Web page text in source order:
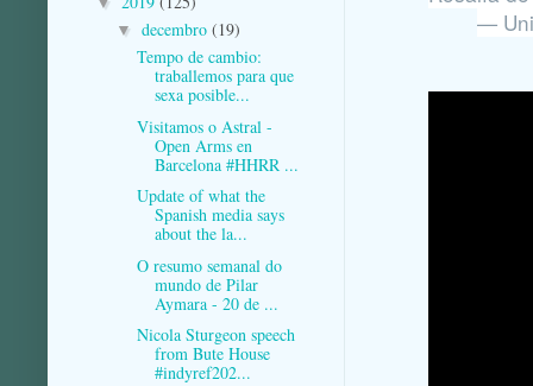
—
▼ decembro (19)
Tempo de cambio:
traballemos para que
sexa posible...
Visitamos o Astral -
Open Arms en
Barcelona #HHRR ...
Update of what the
Spanish media says
about the la...
O resumo semanal do
mundo de Pilar
Aymara - 20 de ...
Nicola Sturgeon speech
from Bute House
#indyref202...